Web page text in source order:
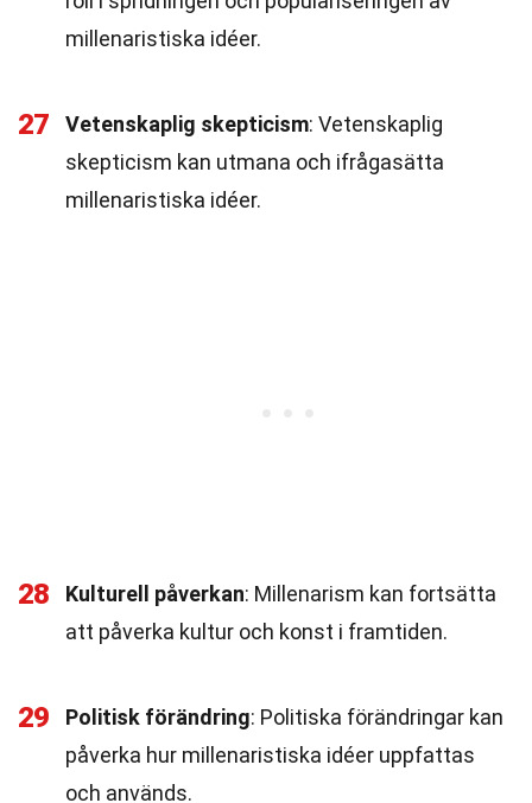
millenaristiska idéer.
27 Vetenskaplig skepticism: Vetenskaplig
skepticism kan utmana och ifrågasätta
millenaristiska idéer.
28 Kulturell påverkan: Millenarism kan fortsätta
att påverka kultur och konst i framtiden.
29 Politisk förändring: Politiska förändringar kan
påverka hur millenaristiska idéer uppfattas
och används.